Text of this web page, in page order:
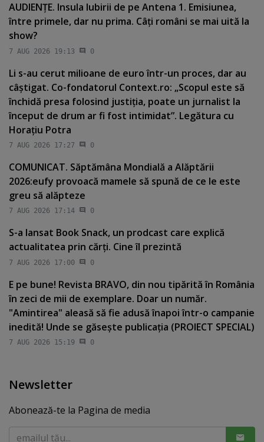
AUDIENŢE. Insula Iubirii de pe Antena 1. Emisiunea,
între primele, dar nu prima. Câţi români se mai uită la
show?
7 AUG 2026 19:13 0
Li s-au cerut milioane de euro într-un proces, dar au
câştigat. Co-fondatorul Context.ro: „Scopul este să
închidă presa folosind justiţia, poate un jurnalist la
început de drum ar fi fost intimidat”. Legătura cu
Horaţiu Potra
7 AUG 2026 17:27 0
COMUNICAT. Săptămâna Mondială a Alăptării
2026:eufy provoacă mamele să spună de ce le este
greu să alăpteze
7 AUG 2026 17:14 0
S-a lansat Book Snack, un prodcast care explică
actualitatea prin cărţi. Cine îl prezintă
7 AUG 2026 17:00 0
E pe bune! Revista BRAVO, din nou tipărită în România
în zeci de mii de exemplare. Doar un număr.
"Amintirea" aleasă să fie adusă înapoi într-o campanie
inedită! Unde se găseşte publicaţia (PROIECT SPECIAL)
7 AUG 2026 15:19 0
Newsletter
Abonează-te la Pagina de media